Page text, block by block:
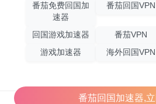
番茄免费回国加
速器
番茄回国VPN
回国游戏加速器
番茄VPN
游戏加速器
海外回国VPN
番茄回国加速器,